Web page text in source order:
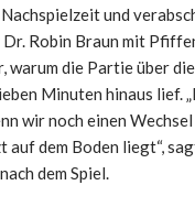
und
Robin Braun mit
warum die Partie über
Minuten hinaus lief.
wir noch einen Wechsel
auf dem Boden liegt“,
dem Spiel.